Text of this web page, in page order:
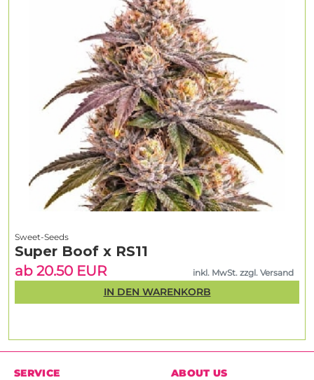
Sweet-Seeds
Super Boof x RS11
ab 20.50 EUR
inkl. MwSt. zzgl. Versand
IN DEN WARENKORB
SERVICE ABOUT US